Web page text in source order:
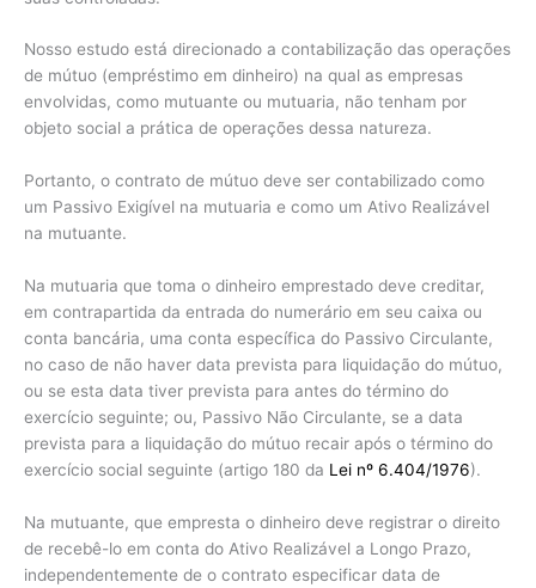
Nosso estudo está direcionado a contabilização das operações
de mútuo (empréstimo em dinheiro) na qual as empresas
envolvidas, como mutuante ou mutuaria, não tenham por
objeto social a prática de operações dessa natureza.
Portanto, o contrato de mútuo deve ser contabilizado como
um Passivo Exigível na mutuaria e como um Ativo Realizável
na mutuante.
Na mutuaria que toma o dinheiro emprestado deve creditar,
em contrapartida da entrada do numerário em seu caixa ou
conta bancária, uma conta específica do Passivo Circulante,
no caso de não haver data prevista para liquidação do mútuo,
ou se esta data tiver prevista para antes do término do
exercício seguinte; ou, Passivo Não Circulante, se a data
prevista para a liquidação do mútuo recair após o término do
exercício social seguinte (artigo 180 da Lei nº 6.404/1976).
Na mutuante, que empresta o dinheiro deve registrar o direito
de recebê-lo em conta do Ativo Realizável a Longo Prazo,
independentemente de o contrato especificar data de